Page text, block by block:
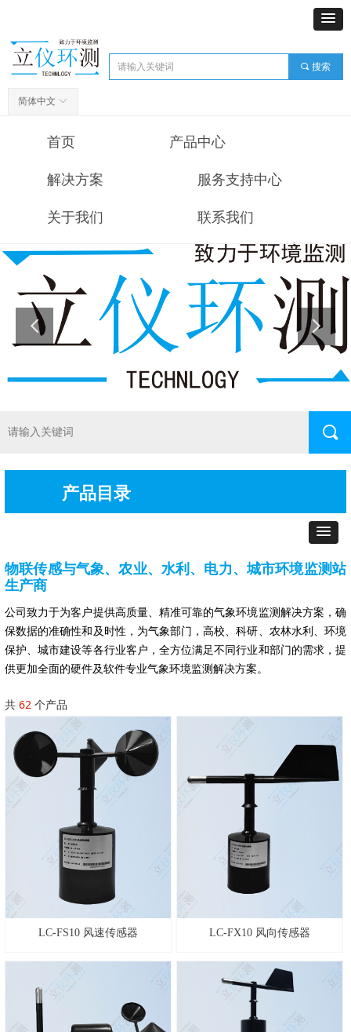
首页 产品中心
解决方案 服务支持中心
关于我们 联系我们
끠 搜索
ꀅ
简体中文
끠
产品目录
共 62 个产品
LC-FS10 风速传感器 LC-FX10 风向传感器
物联传感与气象、农业、水利、电力、城市环境监测站
生产商
公司致力于为客户提供高质量、精准可靠的气象环境监测解决方案，确
保数据的准确性和及时性，为气象部门，高校、科研、农林水利、环境
保护、城市建设等各行业客户，全方位满足不同行业和部门的需求，提
供更加全面的硬件及软件专业气象环境监测解决方案。